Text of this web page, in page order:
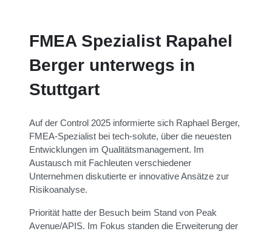
FMEA Spezialist Rapahel
Berger unterwegs in
Stuttgart
Auf der Control 2025 informierte sich Raphael Berger,
FMEA-Spezialist bei tech-solute, über die neuesten
Entwicklungen im Qualitätsmanagement. Im
Austausch mit Fachleuten verschiedener
Unternehmen diskutierte er innovative Ansätze zur
Risikoanalyse.
Priorität hatte der Besuch beim Stand von Peak
Avenue/APIS. Im Fokus standen die Erweiterung der